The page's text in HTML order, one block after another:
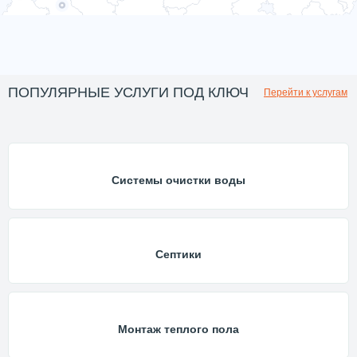
ПОПУЛЯРНЫЕ УСЛУГИ ПОД КЛЮЧ Перейти к услугам
Системы очистки воды
Септики
Монтаж теплого пола